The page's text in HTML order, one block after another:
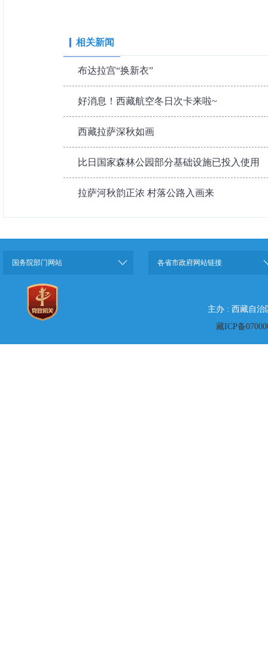
相关新闻
布达拉宫“换新衣”
好消息！西藏航空冬日次卡来啦~
西藏拉萨深秋如画
比日国家森林公园部分基础设施已投入使用
拉萨河秋韵正浓 村落公路入画来
国务院部门网站 各省市政府网站链接
主办 : 西藏自治
藏ICP备